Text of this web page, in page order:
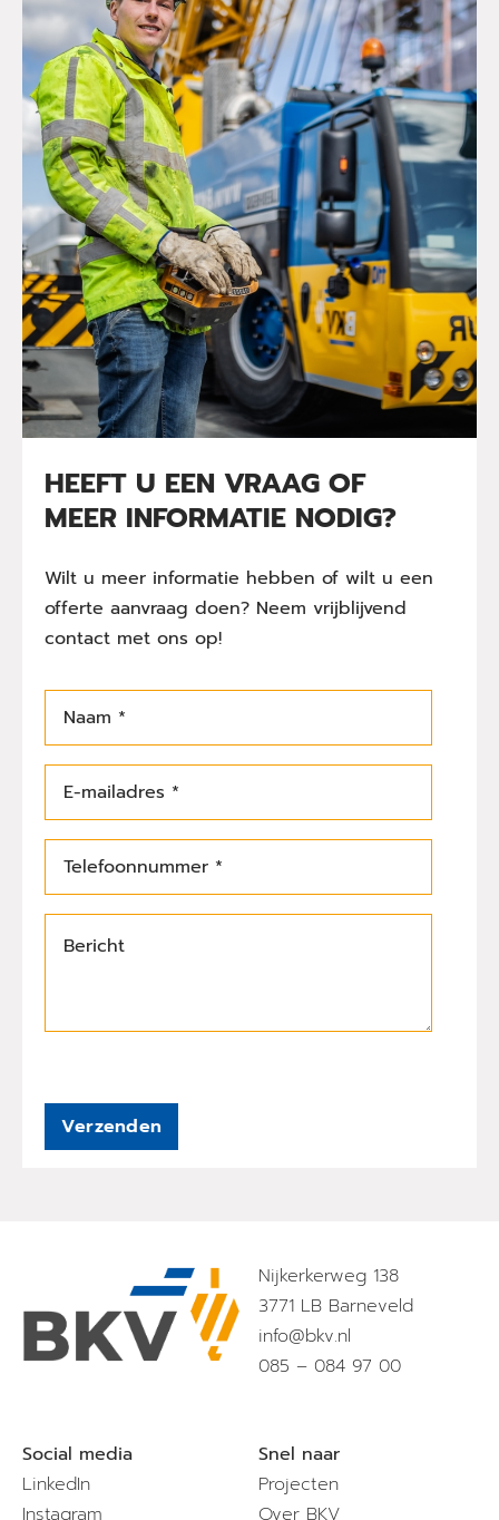
HEEFT U EEN VRAAG OF
MEER INFORMATIE NODIG?
Wilt u meer informatie hebben of wilt u een
offerte aanvraag doen? Neem vrijblijvend
contact met ons op!
Verzenden
Nijkerkerweg 138
3771 LB Barneveld
info@bkv.nl
085 – 084 97 00
Social media
LinkedIn
Instagram
Snel naar
Projecten
Over BKV